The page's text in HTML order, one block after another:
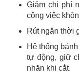
Giảm chi phí
công việc
Rút ngắn thời
Hệ thống
tự động, giữ
nhăn khi cắt.